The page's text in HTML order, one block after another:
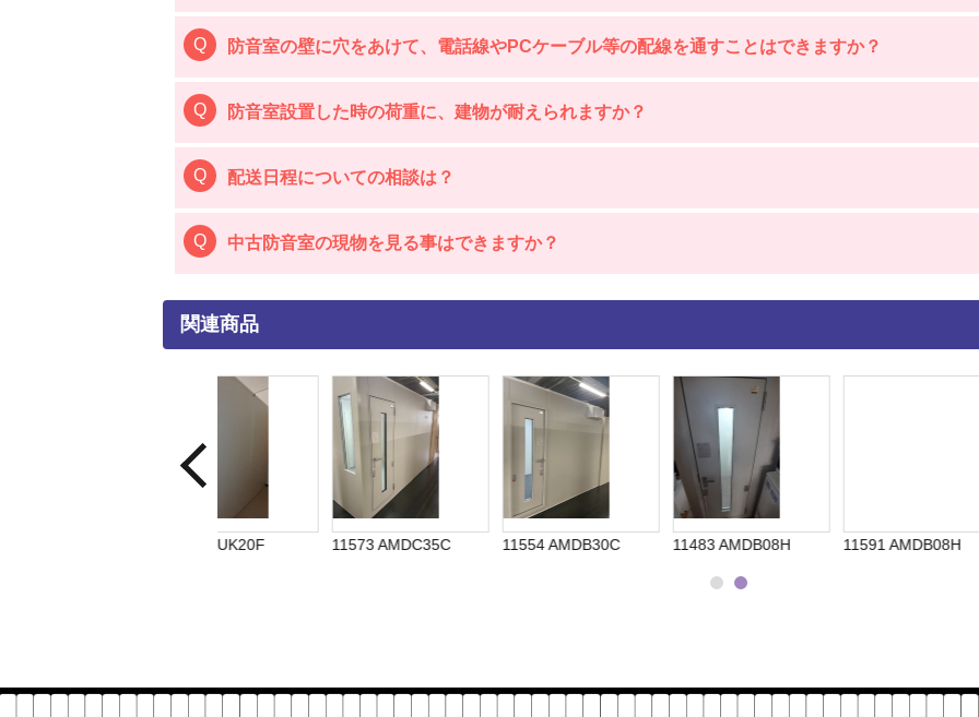
防音室の壁に穴をあけて、電話線やPCケーブル等の配線を通すことはできますか？
防音室設置した時の荷重に、建物が耐えられますか？
配送日程についての相談は？
中古防音室の現物を見る事はできますか？
関連商品
11573 AMDC35C 11554 AMDB30C 11483 AMDB08H 11591 AMDB08H 11542